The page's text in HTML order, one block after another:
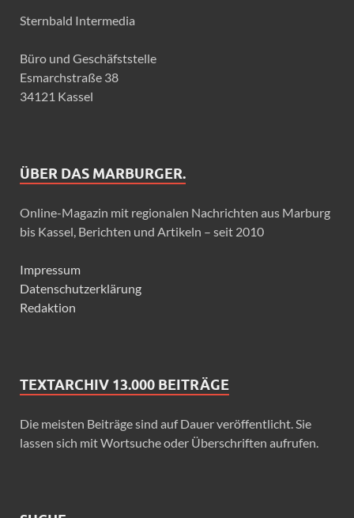
Sternbald Intermedia
Büro und Geschäfststelle
Esmarchstraße 38
34121 Kassel
ÜBER DAS MARBURGER.
Online-Magazin mit regionalen Nachrichten aus Marburg
bis Kassel, Berichten und Artikeln – seit 2010
Impressum
Datenschutzerklärung
Redaktion
TEXTARCHIV 13.000 BEITRÄGE
Die meisten Beiträge sind auf Dauer veröffentlicht. Sie
lassen sich mit Wortsuche oder Überschriften aufrufen.